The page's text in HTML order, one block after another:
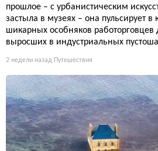
прошлое – с урбанистическим
застыла в музеях – она пульсирует в
шикарных особняков работорговцев
выросших в индустриальных
2 недели назад Путешествия